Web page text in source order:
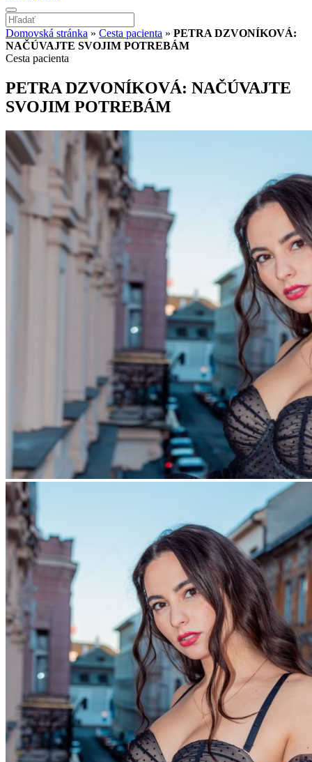
Domovská stránka » Cesta pacienta » PETRA DZVONÍKOVÁ:
NAČÚVAJTE SVOJIM POTREBÁM
Cesta pacienta
PETRA DZVONÍKOVÁ: NAČÚVAJTE
SVOJIM POTREBÁM